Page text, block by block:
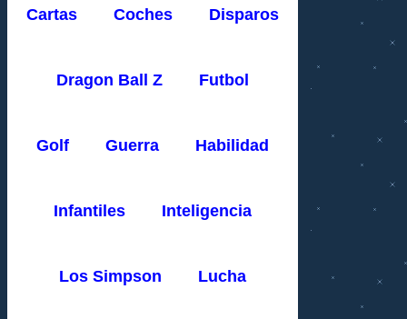
Cartas Coches Disparos
Dragon Ball Z Futbol
Golf Guerra Habilidad
Infantiles Inteligencia
Los Simpson Lucha